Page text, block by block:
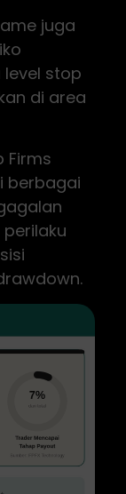
juga
stop
di area
Firms
berbagai